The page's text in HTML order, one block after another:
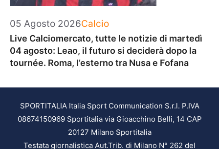
05 Agosto 2026Categorie
Calcio
Live Calciomercato, tutte le notizie di martedì
04 agosto: Leao, il futuro si deciderà dopo la
tournée. Roma, l’esterno tra Nusa e Fofana
SPORTITALIA Italia Sport Communication S.r.l. P.IVA
08674150969 Sportitalia via Gioacchino Belli, 14 CAP
20127 Milano Sportitalia
Testata giornalistica Aut.Trib. di Milano N° 262 del